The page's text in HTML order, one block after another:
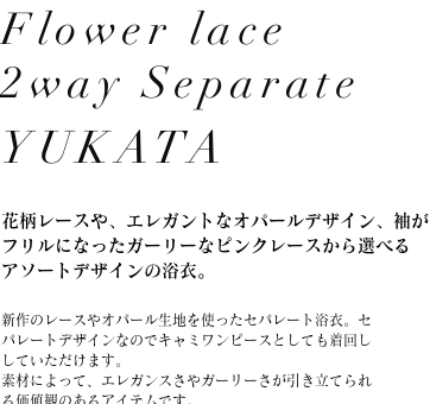
Flower lace
2way Separate
YUKATA
花柄レースや、エレガントなオパールデザイン、袖が
フリルになったガーリーなピンクレースから選べる
アソートデザインの浴衣。
新作のレースやオパール生地を使ったセパレート浴衣。 セ
パレートデザインなのでキャミワンピースとしても着回し
していただけます。
素材によって、エレガンスさやガーリーさが引き立てられ
る価値観のあるアイテムです。